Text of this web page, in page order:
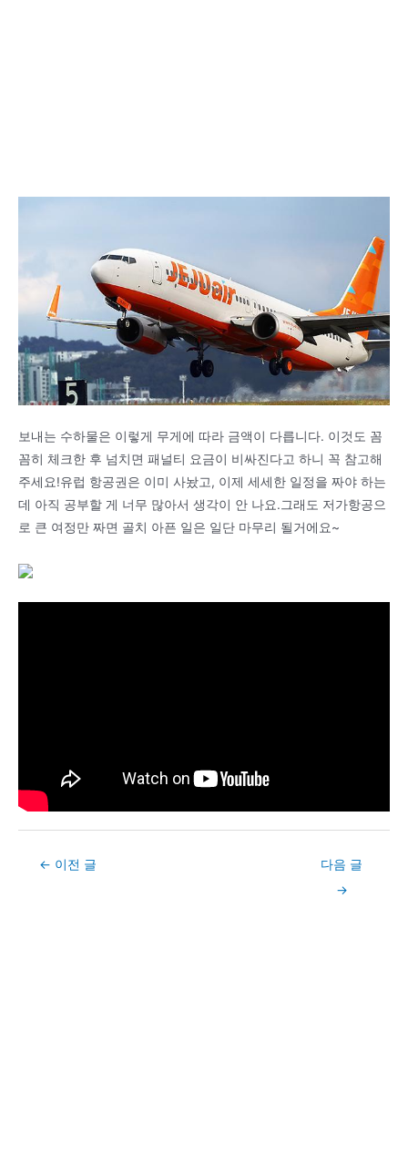
보내는 수하물은 이렇게 무게에 따라 금액이 다릅니다. 이것도 꼼
꼼히 체크한 후 넘치면 패널티 요금이 비싸진다고 하니 꼭 참고해
주세요!유럽 항공권은 이미 사놨고, 이제 세세한 일정을 짜야 하는
데 아직 공부할 게 너무 많아서 생각이 안 나요.그래도 저가항공으
로 큰 여정만 짜면 골치 아픈 일은 일단 마무리 될거에요~
Post← 이전 글
다음 글
→